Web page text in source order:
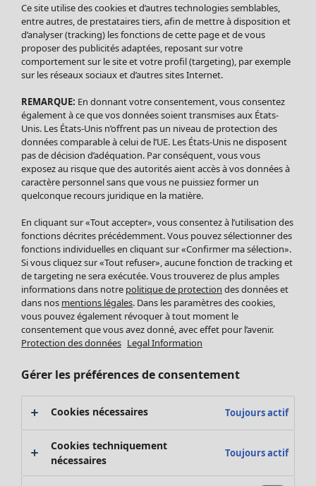
Soldes Vêtements
Tous les vêtements
Robes
Tuniques
Blouses
Tops
Gilets
Pantalon
Jupes
Leggings et collants
Accessoires
Chaussures
Vêtements de bain
Basics
Soldes Mobilier
Bonnes affaires déco
Décoration
Textiles
Tapis
Éponge
Ce site utilise des cookies et d’autres technologies semblables,
entre autres, de prestataires tiers, afin de mettre à disposition et
d’analyser (tracking) les fonctions de cette page et de vous
proposer des publicités adaptées, reposant sur votre
comportement sur le site et votre profil (targeting), par exemple
sur les réseaux sociaux et d’autres sites Internet.
REMARQUE: En donnant votre consentement, vous consentez
également à ce que vos données soient transmises aux États-
Unis. Les États-Unis n’offrent pas un niveau de protection des
données comparable à celui de l’UE. Les États-Unis ne disposent
pas de décision d’adéquation. Par conséquent, vous vous
exposez au risque que des autorités aient accès à vos données à
caractère personnel sans que vous ne puissiez former un
quelconque recours juridique en la matière.
En cliquant sur «Tout accepter», vous consentez à l’utilisation des
fonctions décrites précédemment. Vous pouvez sélectionner des
fonctions individuelles en cliquant sur «Confirmer ma sélection».
Si vous cliquez sur «Tout refuser», aucune fonction de tracking et
de targeting ne sera exécutée. Vous trouverez de plus amples
informations dans notre politique de protection des données et
dans nos mentions légales. Dans les paramètres des cookies,
vous pouvez également révoquer à tout moment le
consentement que vous avez donné, avec effet pour l’avenir.
Protection des données Legal Information
Gérer les préférences de consentement
Cookies nécessaires Toujours actif
Cookies techniquement
nécessaires
Toujours actif